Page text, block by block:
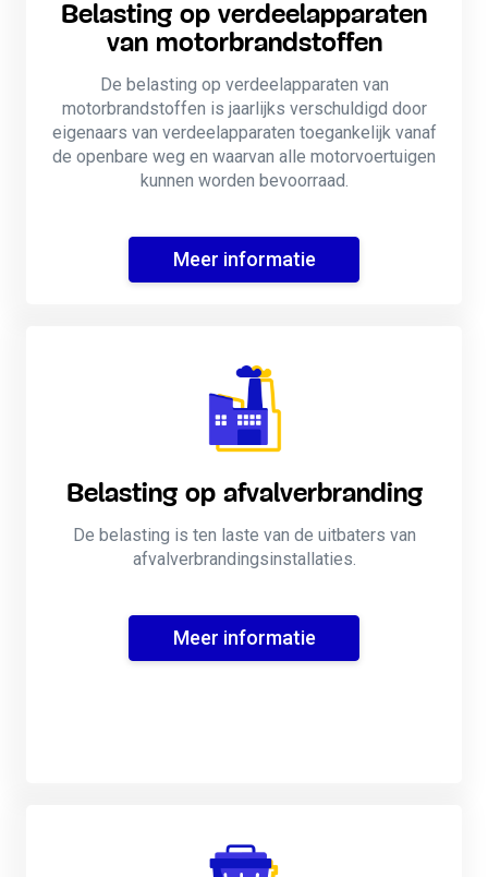
Belasting op verdeelapparaten
van motorbrandstoffen
De belasting op verdeelapparaten van
motorbrandstoffen is jaarlijks verschuldigd door
eigenaars van verdeelapparaten toegankelijk vanaf
de openbare weg en waarvan alle motorvoertuigen
kunnen worden bevoorraad.
Meer informatie
Belasting op afvalverbranding
De belasting is ten laste van de uitbaters van
afvalverbrandingsinstallaties.
Meer informatie